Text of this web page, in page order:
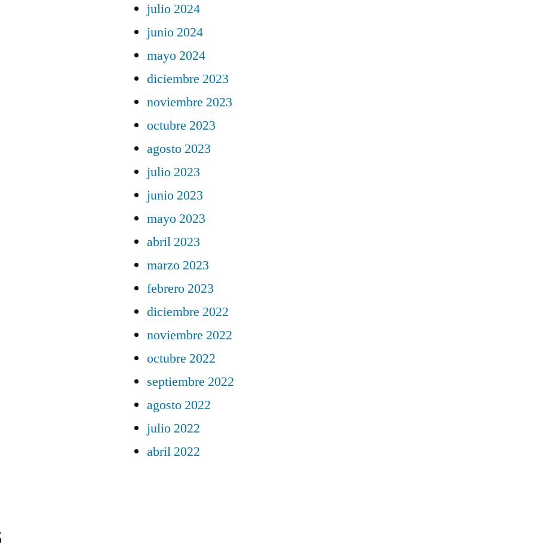
julio 2024
junio 2024
mayo 2024
diciembre 2023
noviembre 2023
octubre 2023
agosto 2023
julio 2023
junio 2023
mayo 2023
abril 2023
marzo 2023
febrero 2023
diciembre 2022
noviembre 2022
octubre 2022
septiembre 2022
agosto 2022
julio 2022
abril 2022